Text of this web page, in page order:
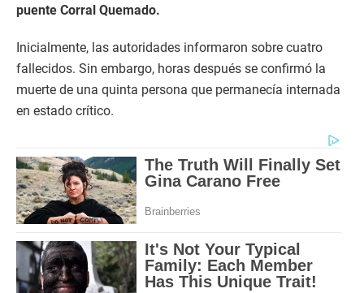
puente Corral Quemado.
Inicialmente, las autoridades informaron sobre cuatro
fallecidos. Sin embargo, horas después se confirmó la
muerte de una quinta persona que permanecía internada
en estado crítico.